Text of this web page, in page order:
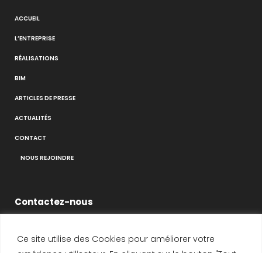
Ce site utilise des Cookies pour améliorer votre
ACCUEIL
L’ENTREPRISE
RÉALISATIONS
BIM
ARTICLES DE PRESSE
ACTUALITÉS
CONTACT
NOUS REJOINDRE
Contactez-nous
14-16 Voie de Montavas